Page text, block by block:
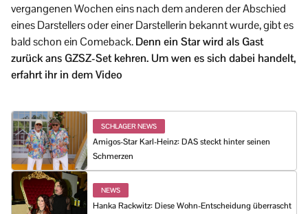
vergangenen Wochen eins nach dem anderen der Abschied
eines Darstellers oder einer Darstellerin bekannt wurde, gibt es
bald schon ein Comeback.Denn ein Star wird als Gast
zurück ans GZSZ-Set kehren. Um wen es sich dabei handelt,
erfahrt ihr in dem Video
SCHLAGER NEWS
Amigos-Star Karl-Heinz: DAS steckt hinter seinen
Schmerzen
NEWS
Hanka Rackwitz: Diese Wohn-Entscheidung überrascht